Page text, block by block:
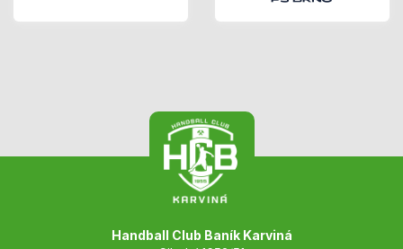
Handball Club Baník Karviná